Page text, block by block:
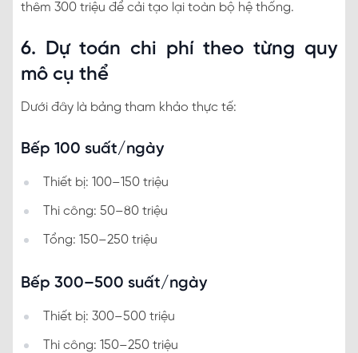
thêm 300 triệu để cải tạo lại toàn bộ hệ thống.
6. Dự toán chi phí theo từng quy
mô cụ thể
Dưới đây là bảng tham khảo thực tế:
Bếp 100 suất/ngày
Thiết bị: 100–150 triệu
Thi công: 50–80 triệu
Tổng: 150–250 triệu
Bếp 300–500 suất/ngày
Thiết bị: 300–500 triệu
Thi công: 150–250 triệu